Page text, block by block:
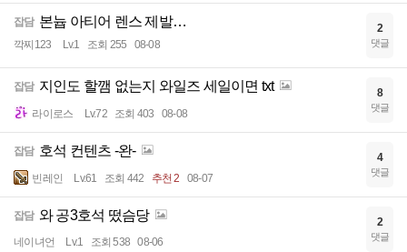
잡담 본늅 아티어 렌스 제발…
깍찌123 Lv.1 조회 255 08-08
2
댓글
잡담 지인도 할깸 없는지 와일즈 세일이면 txt
라이로스 Lv.72 조회 403 08-08
8
댓글
잡담 호석 컨텐츠 -완-
빈레인 Lv.61 조회 442 추천 2 08-07
4
댓글
잡담 와 공3호석 떴슴당
네이녀언 Lv.1 조회 538 08-06
2
댓글